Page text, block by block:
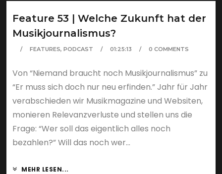
Feature 53 | Welche Zukunft hat der
Musikjournalismus?
FEATURES,PODCAST 01:25:13 0 COMMENTS
Von “Niemand braucht noch Musikjournalismus” zu
“Er muss sich doch nur neu erfinden.” Jahr für Jahr
verabschieden wir Musikmagazine und Websiten,
monieren Relevanzverluste und stellen uns die
Frage: “Wer soll das eigentlich alles noch
bezahlen?” Will das noch wer...
MEHR LESEN...